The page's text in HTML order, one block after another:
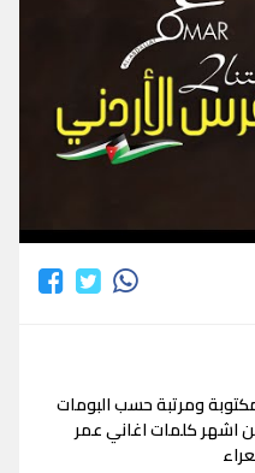
ومرتبة حسب البومات
اشهر كلمات اغاني عمر